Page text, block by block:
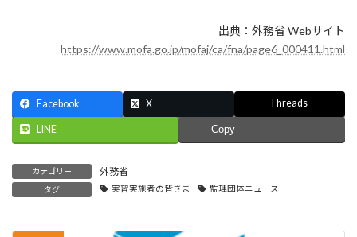
出典：外務省 Webサイト
https://www.mofa.go.jp/mofaj/ca/fna/page6_000411.html
Facebook X Threads
LINE Copy
カテゴリー 外務省
タグ 実習実施者の皆さま 監理団体ニュース